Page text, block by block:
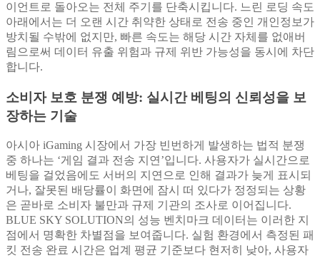
이언트로 돌아오는 전체 주기를 단축시킵니다. 느린 로딩 속도
아래에서는 더 오랜 시간 취약한 상태로 전송 중인 개인정보가
방치될 수밖에 없지만, 빠른 속도는 해당 시간 자체를 없애버
림으로써 데이터 유출 위험과 규제 위반 가능성을 동시에 차단
합니다.
소비자 보호 분쟁 예방: 실시간 베팅의 신뢰성을 보
장하는 기술
아시아 iGaming 시장에서 가장 빈번하게 발생하는 법적 분쟁
중 하나는 ‘게임 결과 전송 지연’입니다. 사용자가 실시간으로
베팅을 걸었음에도 서버의 지연으로 인해 결과가 늦게 표시되
거나, 잘못된 배당률이 화면에 잠시 떠 있다가 정정되는 상황
은 곧바로 소비자 불만과 규제 기관의 조사로 이어집니다.
BLUE SKY SOLUTION의 성능 벤치마크 데이터는 이러한 지
점에서 명확한 차별점을 보여줍니다. 실험 환경에서 측정된 패
킷 전송 완료 시간은 업계 평균 기준보다 현저히 낮아, 사용자